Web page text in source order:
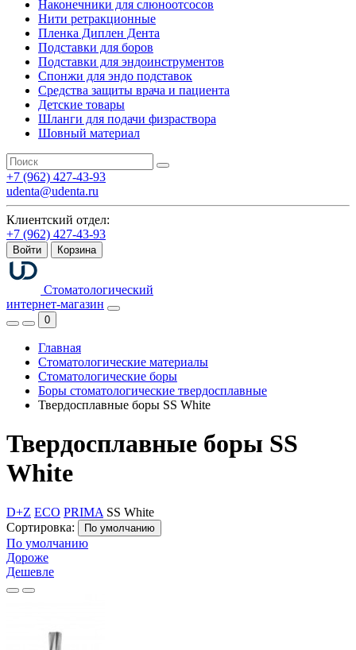
Наконечники для слюноотсосов
Нити ретракционные
Пленка Диплен Дента
Подставки для боров
Подставки для эндоинструментов
Спонжи для эндо подставок
Средства защиты врача и пациента
Детские товары
Шланги для подачи физраствора
Шовный материал
+7 (962) 427-43-93
udenta@udenta.ru
Клиентский отдел:
+7 (962) 427-43-93
Войти Корзина
Стоматологический
интернет-магазин
0
Главная
Стоматологические материалы
Стоматологические боры
Боры стоматологические твердосплавные
Твердосплавные боры SS White
Твердосплавные боры SS
White
D+Z ECO PRIMA SS White
Сортировка:
По умолчанию
По умолчанию
Дороже
Дешевле